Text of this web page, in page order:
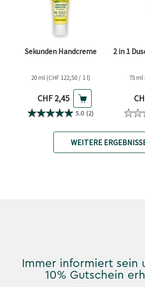
Sekunden Handcreme
20 ml (CHF 122,50 / 1 l)
Aktueller Preis
CHF 2,45
5.0 (2)
2 in 1
75 ml
WEITERE
Immer informiert sein
10% Gutschein